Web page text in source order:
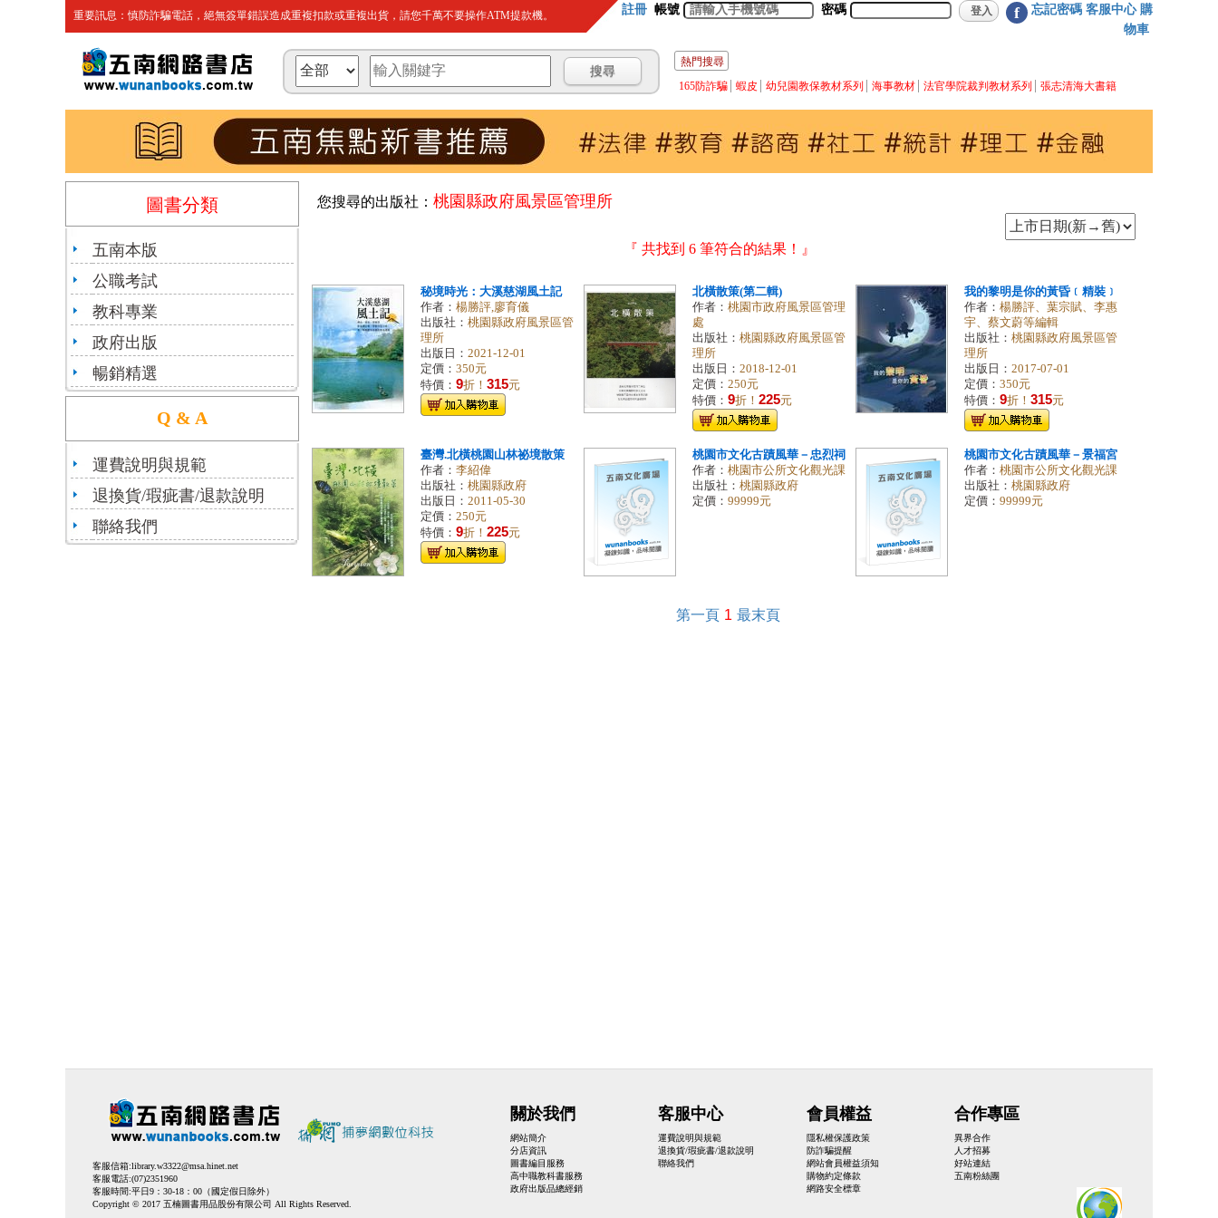
重要訊息：慎防詐騙電話，絕無簽單錯誤造成重複扣款或重複出貨，請您千萬不要操作ATM提款機。 註冊 帳號 密碼 f 忘記密碼 客服中心 購
物車
熱門搜尋
165防詐騙
蝦皮 幼兒園教保教材系列 海事教材 法官學院裁判教材系列 張志清海大書籍
圖書分類
五南本版
公職考試
教科專業
政府出版
暢銷精選
Q & A
運費說明與規範
退換貨/瑕疵書/退款說明
聯絡我們
您搜尋的出版社： 桃園縣政府風景區管理所
『 共找到 6 筆符合的結果！』
秘境時光：大溪慈湖風土記
作者： 楊勝評,廖育儀
出版社： 桃園縣政府風景區管
理所
出版日： 2021-12-01
定價： 350元
特價： 9折！ 315元
北橫散策(第二輯)
作者： 桃園市政府風景區管理
處
出版社： 桃園縣政府風景區管
理所
出版日： 2018-12-01
定價： 250元
特價： 9折！ 225元
我的黎明是你的黃昏﹝精裝﹞
作者： 楊勝評、葉宗賦、李惠
宇、蔡文蔚等編輯
出版社： 桃園縣政府風景區管
理所
出版日： 2017-07-01
定價： 350元
特價： 9折！ 315元
臺灣.北橫桃園山林祕境散策
作者： 李紹偉
出版社： 桃園縣政府
出版日： 2011-05-30
定價： 250元
特價： 9折！ 225元
桃園市文化古蹟風華－忠烈祠
作者： 桃園市公所文化觀光課
出版社： 桃園縣政府
定價： 99999元
桃園市文化古蹟風華－景福宮
作者： 桃園市公所文化觀光課
出版社： 桃園縣政府
定價： 99999元
第一頁 1 最末頁
客服信箱:library.w3322@msa.hinet.net
客服電話:(07)2351960
客服時間:平日9：30-18：00（國定假日除外）
Copyright © 2017 五楠圖書用品股份有限公司 All Rights Reserved.
關於我們
網站簡介
分店資訊
圖書編目服務
高中職教科書服務
政府出版品總經銷
客服中心
運費說明與規範
退換貨/瑕疵書/退款說明
聯絡我們
會員權益
隱私權保護政策
防詐騙提醒
網站會員權益須知
購物約定條款
網路安全標章
合作專區
異界合作
人才招募
好站連結
五南粉絲團